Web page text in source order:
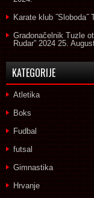
Karate klub
Gradonačelnik Tuzle
Rudar” 2024 25.
KATEGORIJE
Atletika
Boks
Fudbal
futsal
Gimnastika
Hrvanje